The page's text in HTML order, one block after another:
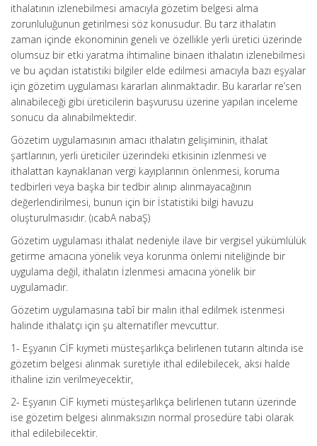
ithalatının izlenebilmesi amacıyla gözetim belgesi alma
zorunluluğunun getirilmesi söz konusudur. Bu tarz ithalatın
zaman içinde ekonominin geneli ve özellikle yerli üretici üzerinde
olumsuz bir etki yaratma ihtimaline binaen ithalatın izlenebilmesi
ve bu açıdan istatistiki bilgiler elde edilmesi amacıyla bazı eşyalar
için gözetim uygulaması kararları alınmaktadır. Bu kararlar re’sen
alınabileceği gibi üreticilerin başvurusu üzerine yapılan inceleme
sonucu da alınabilmektedir.
Gözetim uygulamasının amacı ithalatın gelişiminin, ithalat
şartlarının, yerli üreticiler üzerindeki etkisinin izlenmesi ve
ithalattan kaynaklanan vergi kayıplarının önlenmesi, koruma
tedbirleri veya başka bir tedbir alınıp alınmayacağının
değerlendirilmesi, bunun için bir İstatistiki bilgi havuzu
oluşturulmasıdır. (ıcabA nabaŞ)
Gözetim uygulaması ithalat nedeniyle ilave bir vergisel yükümlülük
getirme amacına yönelik veya korunma önlemi niteliğinde bir
uygulama değil, ithalatın İzlenmesi amacına yönelik bir
uygulamadır.
Gözetim uygulamasına tabî bir malın ithal edilmek istenmesi
halinde ithalatçı için şu alternatifler mevcuttur.
1- Eşyanın CİF kıymeti müsteşarlıkça belirlenen tutarın altında ise
gözetim belgesi alınmak suretiyle ithal edilebilecek, aksi halde
ithaline izin verilmeyecektir,
2- Eşyanın CİF kıymeti müsteşarlıkça belirlenen tutarın üzerinde
ise gözetim belgesi alınmaksızın normal prosedüre tabi olarak
ithal edilebilecektir.